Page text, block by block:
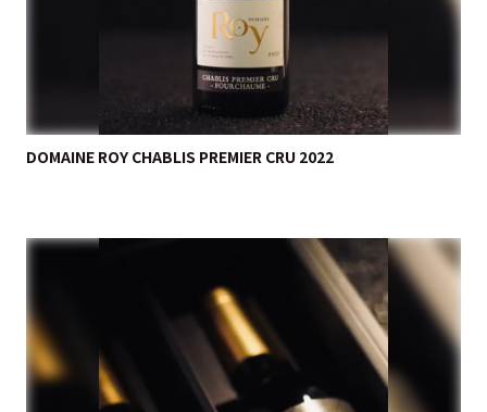
DOMAINE ROY CHABLIS PREMIER CRU 2022